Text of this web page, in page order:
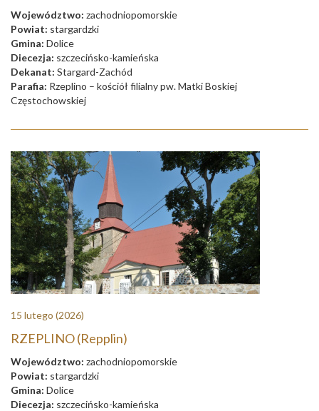
Województwo: zachodniopomorskie
Powiat: stargardzki
Gmina: Dolice
Diecezja: szczecińsko-kamieńska
Dekanat: Stargard-Zachód
Parafia: Rzeplino – kościół filialny pw. Matki Boskiej
Częstochowskiej
15 lutego (2026)
RZEPLINO (Repplin)
Województwo: zachodniopomorskie
Powiat: stargardzki
Gmina: Dolice
Diecezja: szczecińsko-kamieńska